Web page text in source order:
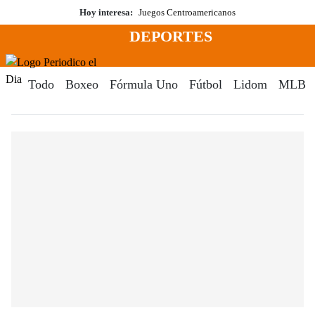
al
Hoy interesa: Juegos Centroamericanos
Menú
DEPORTES
Todo Boxeo Fórmula Uno Fútbol Lidom MLB